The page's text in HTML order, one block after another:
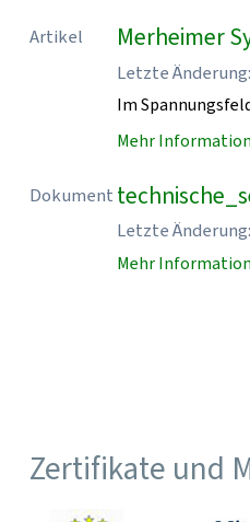
Artikel Merheimer
Letzte
Im
Mehr
Dokument
Letzte
Mehr
Zertifikate und